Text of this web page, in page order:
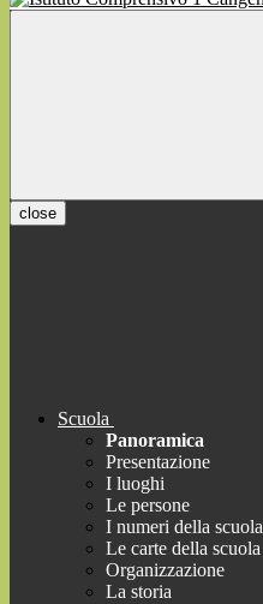
close
Scuola
Panoramica
Presentazione
I luoghi
Le persone
I numeri della scuola
Le carte della scuola
Organizzazione
La storia